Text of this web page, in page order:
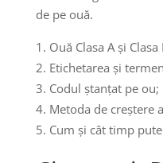
de pe ouă.
Ouă Clasa A și Clasa
Etichetarea și
Codul ștanțat pe ou;
Metoda de creștere
Cum și cât timp